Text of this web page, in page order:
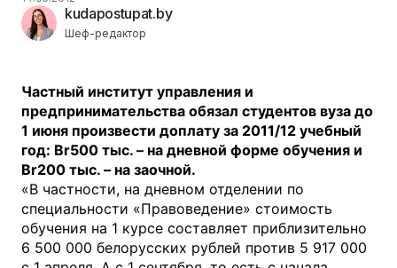
kudapostupat.by
Шеф-редактор
Частный институт управления и
предпринимательства обязал студентов вуза до
1 июня произвести доплату за 2011/12 учебный
год: Br500 тыс. – на дневной форме обучения и
Br200 тыс. – на заочной.
«В частности, на дневном отделении по
специальности «Правоведение» стоимость
обучения на 1 курсе составляет приблизительно
6 500 000 белорусских рублей против 5 917 000